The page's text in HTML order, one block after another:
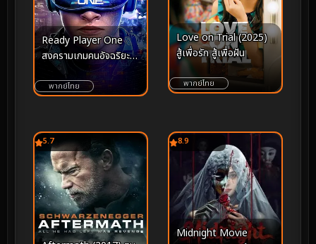
Ready Player One
สงครามเกมคนอัจฉริยะ
(2018)
พากย์ไทย
Love on Trial (2025)
สู้เพื่อรัก สู้เพื่อฝัน
พากย์ไทย
5.7 8.9
Midnight Movie